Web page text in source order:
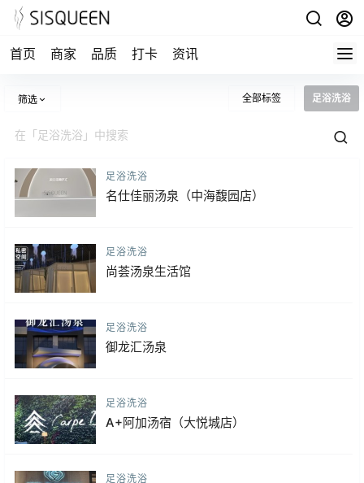
首页 商家 品质 打卡 资讯
筛选 全部标签 足浴洗浴
足浴洗浴
名仕佳丽汤泉（中海馥园店）
足浴洗浴
尚荟汤泉生活馆
足浴洗浴
御龙汇汤泉
足浴洗浴
A+阿加汤宿（大悦城店）
足浴洗浴